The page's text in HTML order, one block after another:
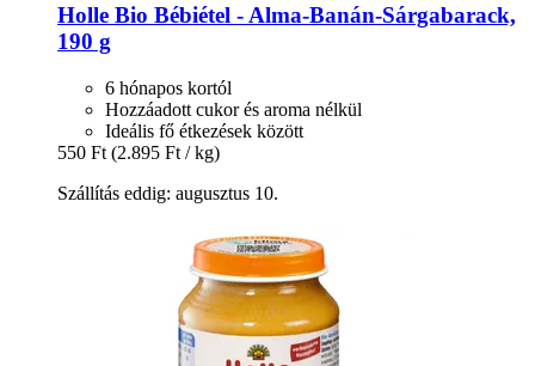
Holle Bio Bébiétel -​ Alma-​Banán-​Sárgabarack,
190 g
6 hónapos kortól
Hozzáadott cukor és aroma nélkül
Ideális fő étkezések között
550 Ft (2.895 Ft / kg)
Szállítás eddig: augusztus 10.